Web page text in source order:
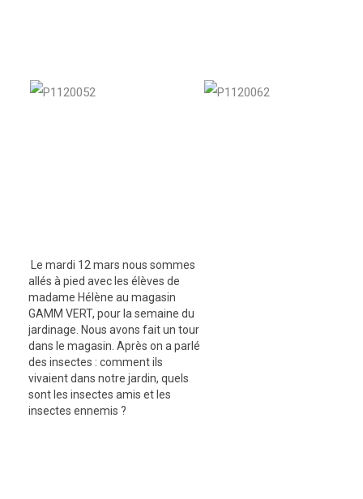
Le mardi 12 mars nous sommes
allés à pied avec les élèves de
madame Hélène au magasin
GAMM VERT, pour la semaine du
jardinage. Nous avons fait un tour
dans le magasin. Après on a parlé
des insectes : comment ils
vivaient dans notre jardin, quels
sont les insectes amis et les
insectes ennemis ?